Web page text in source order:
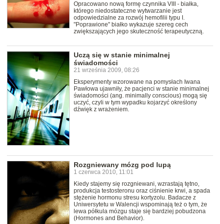
Opracowano nową formę czynnika VIII - białka,
którego niedostateczne wytwarzanie jest
odpowiedzialne za rozwój hemofilii typu I.
"Poprawione" białko wykazuje szereg cech
zwiększających jego skuteczność terapeutyczną.
Uczą się w stanie minimalnej
świadomości
21 września 2009, 08:26
Eksperymenty wzorowane na pomysłach Iwana
Pawłowa ujawniły, że pacjenci w stanie minimalnej
świadomości (ang. minimally conscious) mogą się
uczyć, czyli w tym wypadku kojarzyć określony
dźwięk z wrażeniem.
Rozgniewany mózg pod lupą
1 czerwca 2010, 11:01
Kiedy stajemy się rozgniewani, wzrastają tętno,
produkcja testosteronu oraz ciśnienie krwi, a spada
stężenie hormonu stresu kortyzolu. Badacze z
Uniwersytetu w Walencji wspominają też o tym, że
lewa półkula mózgu staje się bardziej pobudzona
(Hormones and Behavior).